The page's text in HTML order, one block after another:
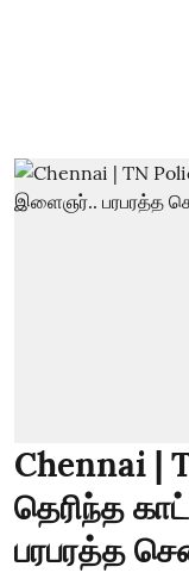
Chennai |
தெரிந்த
பரபரத்த